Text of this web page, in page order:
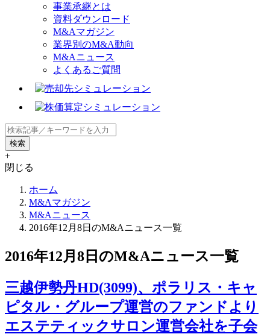
事業承継とは
資料ダウンロード
M&Aマガジン
業界別のM&A動向
M&Aニュース
よくあるご質問
+
閉じる
ホーム
M&Aマガジン
M&Aニュース
2016年12月8日のM&Aニュース一覧
2016年12月8日のM&Aニュース一覧
三越伊勢丹HD(3099)、ポラリス・キャ
ピタル・グループ運営のファンドより
エステティックサロン運営会社を子会